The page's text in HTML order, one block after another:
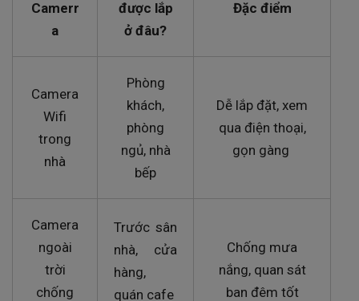
Camerr
a
được lắp
ở đâu?
Đặc điểm
Camera
Wifi
trong
nhà
Phòng
khách,
phòng
ngủ, nhà
bếp
Dễ lắp đặt, xem
qua điện thoại,
gọn gàng
Camera
ngoài
trời
chống
Trước sân
nhà, cửa
hàng,
quán cafe
Chống mưa
nắng, quan sát
ban đêm tốt